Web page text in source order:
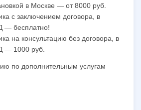
в Москве — от 8000 руб.
с заключением договора, в
— бесплатно!
на консультацию без договора, в
— 1000 руб.
по дополнительным услугам